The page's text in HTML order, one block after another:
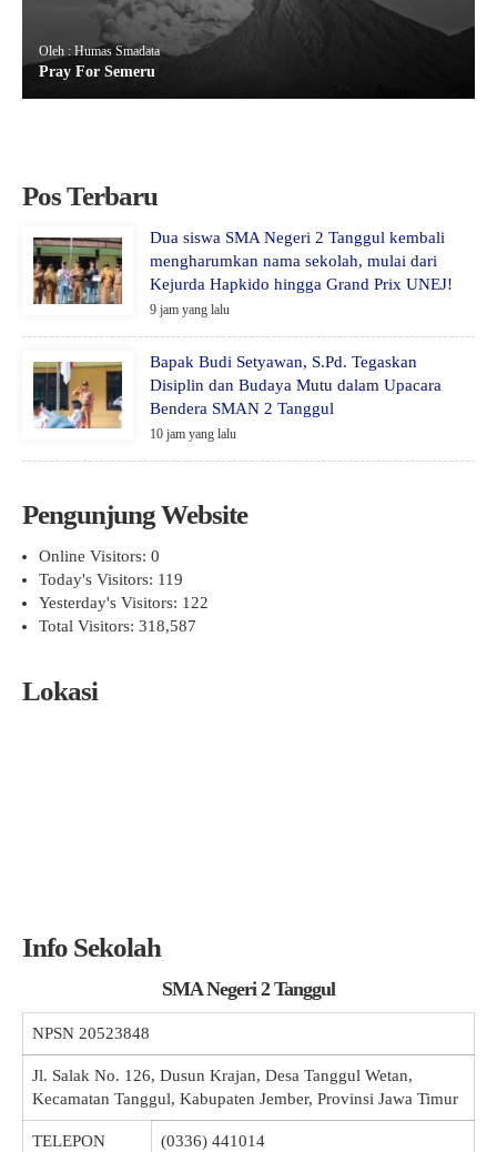
Oleh : Humas Smadata
Pray For Semeru
Pos Terbaru
Dua siswa SMA Negeri 2 Tanggul kembali
mengharumkan nama sekolah, mulai dari
Kejurda Hapkido hingga Grand Prix UNEJ!
9 jam yang lalu
Bapak Budi Setyawan, S.Pd. Tegaskan
Disiplin dan Budaya Mutu dalam Upacara
Bendera SMAN 2 Tanggul
10 jam yang lalu
Pengunjung Website
Online Visitors: 0
Today's Visitors: 119
Yesterday's Visitors: 122
Total Visitors: 318,587
Lokasi
Info Sekolah
SMA Negeri 2 Tanggul
NPSN 20523848
Jl. Salak No. 126, Dusun Krajan, Desa Tanggul Wetan,
Kecamatan Tanggul, Kabupaten Jember, Provinsi Jawa Timur
TELEPON (0336) 441014